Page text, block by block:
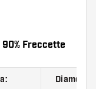
90% Freccette
Diametro